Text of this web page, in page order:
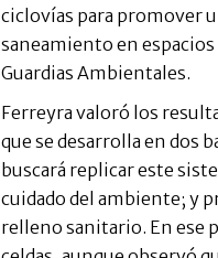
ciclovías para promover
saneamiento en
Guardias Ambientales.
Ferreyra valoró los
que se desarrolla en dos
buscará replicar este
cuidado del ambiente; y
relleno sanitario. En ese